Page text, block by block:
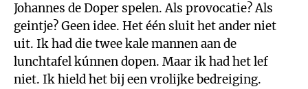
Johannes de Doper spelen. Als provocatie? Als
geintje? Geen idee. Het één sluit het ander niet
uit. Ik had die twee kale mannen aan de
lunchtafel kúnnen dopen. Maar ik had het lef
niet. Ik hield het bij een vrolijke bedreiging.